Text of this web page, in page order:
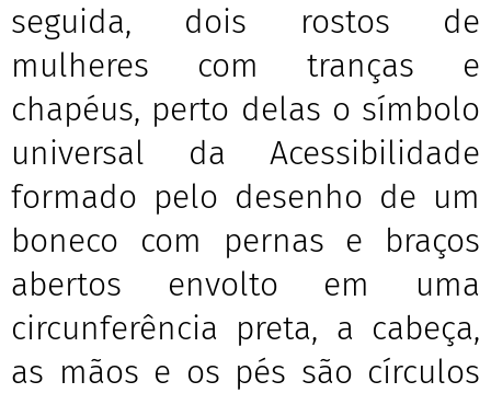
seguida, dois rostos de
mulheres com tranças e
chapéus, perto delas o símbolo
universal da Acessibilidade
formado pelo desenho de um
boneco com pernas e braços
abertos envolto em uma
circunferência preta, a cabeça,
as mãos e os pés são círculos